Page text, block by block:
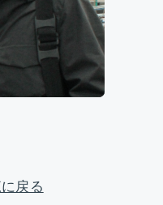
門
戻る